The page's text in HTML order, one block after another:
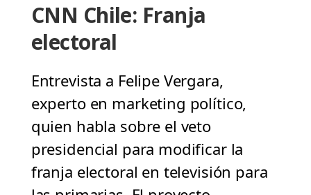
CNN Chile: Franja
electoral
Entrevista a Felipe Vergara,
experto en marketing político,
quien habla sobre el veto
presidencial para modificar la
franja electoral en televisión para